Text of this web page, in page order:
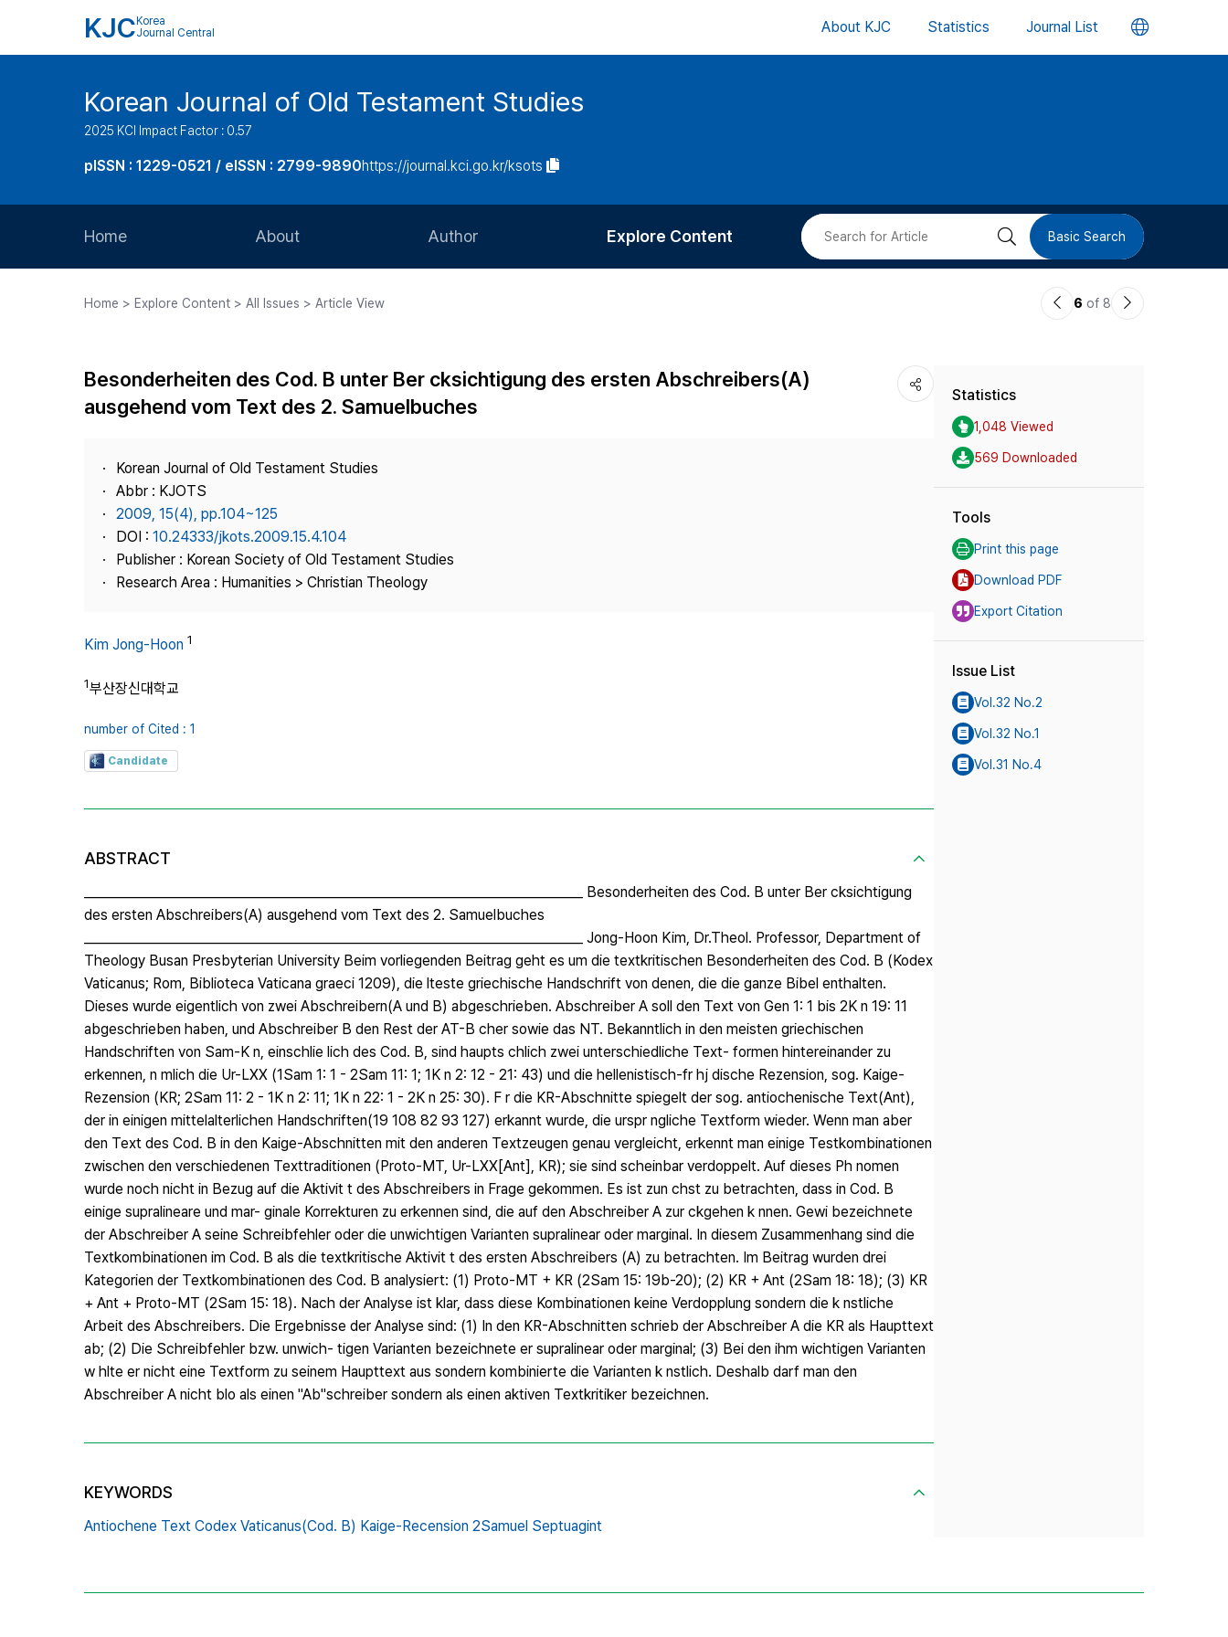
KJC Korea
Journal Central
About KJC Statistics Journal List 언
버
Korean Journal of Old Testament Studies
2025 KCI Impact Factor : 0.57
pISSN : 1229-0521 / eISSN : 2799-9890https://journal.kci.go.kr/ksots
Home About
Journal Staff
Best Practice
Contact Us
Author
Article Processing Charge
Copyright
Explore Content
Most Cited
검 Basic Search
Home > Explore Content > All Issues > Article View
이6 of 8
다
Besonderheiten des Cod. B unter Ber cksichtigung des ersten Abschreibers(A)
ausgehend vom Text des 2. Samuelbuches
Korean Journal of Old Testament Studies
Abbr : KJOTS
2009, 15(4), pp.104~125
DOI : 10.24333/jkots.2009.15.4.104
Publisher : Korean Society of Old Testament Studies
Research Area : Humanities > Christian Theology
Kim Jong-Hoon 1
1부산장신대학교
number of Cited : 1
Candidate
ABSTRACT
______________________________________________________________________________ Besonderheiten des Cod. B unter Ber cksichtigung
des ersten Abschreibers(A) ausgehend vom Text des 2. Samuelbuches
______________________________________________________________________________ Jong-Hoon Kim, Dr.Theol. Professor, Department of
Theology Busan Presbyterian University Beim vorliegenden Beitrag geht es um die textkritischen Besonderheiten des Cod. B (Kodex
Vaticanus; Rom, Biblioteca Vaticana graeci 1209), die lteste griechische Handschrift von denen, die die ganze Bibel enthalten.
Dieses wurde eigentlich von zwei Abschreibern(A und B) abgeschrieben. Abschreiber A soll den Text von Gen 1: 1 bis 2K n 19: 11
abgeschrieben haben, und Abschreiber B den Rest der AT-B cher sowie das NT. Bekanntlich in den meisten griechischen
Handschriften von Sam-K n, einschlie lich des Cod. B, sind haupts chlich zwei unterschiedliche Text- formen hintereinander zu
erkennen, n mlich die Ur-LXX (1Sam 1: 1 - 2Sam 11: 1; 1K n 2: 12 - 21: 43) und die hellenistisch-fr hj dische Rezension, sog. Kaige-
Rezension (KR; 2Sam 11: 2 - 1K n 2: 11; 1K n 22: 1 - 2K n 25: 30). F r die KR-Abschnitte spiegelt der sog. antiochenische Text(Ant),
der in einigen mittelalterlichen Handschriften(19 108 82 93 127) erkannt wurde, die urspr ngliche Textform wieder. Wenn man aber
den Text des Cod. B in den Kaige-Abschnitten mit den anderen Textzeugen genau vergleicht, erkennt man einige Testkombinationen
zwischen den verschiedenen Texttraditionen (Proto-MT, Ur-LXX[Ant], KR); sie sind scheinbar verdoppelt. Auf dieses Ph nomen
wurde noch nicht in Bezug auf die Aktivit t des Abschreibers in Frage gekommen. Es ist zun chst zu betrachten, dass in Cod. B
einige supralineare und mar- ginale Korrekturen zu erkennen sind, die auf den Abschreiber A zur ckgehen k nnen. Gewi bezeichnete
der Abschreiber A seine Schreibfehler oder die unwichtigen Varianten supralinear oder marginal. In diesem Zusammenhang sind die
Textkombinationen im Cod. B als die textkritische Aktivit t des ersten Abschreibers (A) zu betrachten. Im Beitrag wurden drei
Kategorien der Textkombinationen des Cod. B analysiert: (1) Proto-MT + KR (2Sam 15: 19b-20); (2) KR + Ant (2Sam 18: 18); (3) KR
+ Ant + Proto-MT (2Sam 15: 18). Nach der Analyse ist klar, dass diese Kombinationen keine Verdopplung sondern die k nstliche
Arbeit des Abschreibers. Die Ergebnisse der Analyse sind: (1) In den KR-Abschnitten schrieb der Abschreiber A die KR als Haupttext
ab; (2) Die Schreibfehler bzw. unwich- tigen Varianten bezeichnete er supralinear oder marginal; (3) Bei den ihm wichtigen Varianten
w hlte er nicht eine Textform zu seinem Haupttext aus sondern kombinierte die Varianten k nstlich. Deshalb darf man den
Abschreiber A nicht blo als einen "Ab"schreiber sondern als einen aktiven Textkritiker bezeichnen.
KEYWORDS
Antiochene Text Codex Vaticanus(Cod. B) Kaige-Recension 2Samuel Septuagint
Statistics
1,048 Viewed
569 Downloaded
Tools
Print this page
Download PDF
Export Citation
Issue List
Vol.32 No.2
Vol.32 No.1
Vol.31 No.4